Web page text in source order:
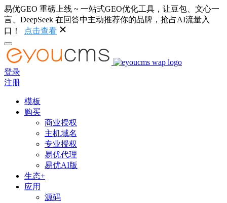
易优GEO 重磅上线 ~ 一站式GEO优化工具，让豆包、文心一
言、DeepSeek 在回答中主动推荐你的品牌，抢占AI流量入
口！
点击查看
登录
注册
模板
购买
商业授权
主机域名
专业授权
易优代理
易优AI版
生态+
应用
源码